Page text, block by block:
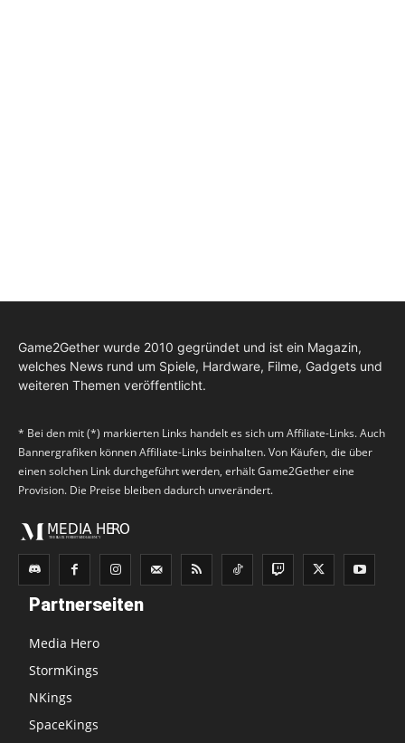
Game2Gether wurde 2010 gegründet und ist ein Magazin,
welches News rund um Spiele, Hardware, Filme, Gadgets und
weiteren Themen veröffentlicht.
* Bei den mit (*) markierten Links handelt es sich um Affiliate-Links. Auch
Bannergrafiken können Affiliate-Links beinhalten. Von Käufen, die über
einen solchen Link durchgeführt werden, erhält Game2Gether eine
Provision. Die Preise bleiben dadurch unverändert.
Partnerseiten
Media Hero
StormKings
NKings
SpaceKings